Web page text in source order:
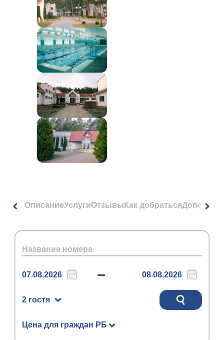
ОписаниеУслугиОтзывы Как добраться
2 гостя
Цена для граждан РБ